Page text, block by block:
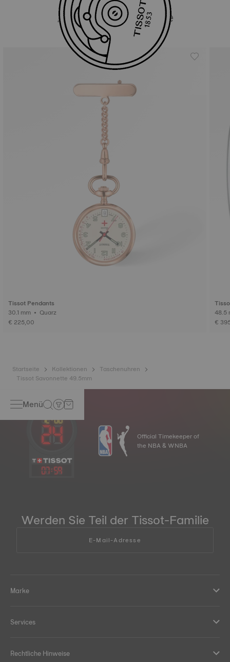
Ähnliche Produkte
Tissot Pendants
30.1 mm • Quarz
€ 225,00
€
Startseite Kollektionen
Taschenuhren
Tissot Savonnette 49.5mm
Menü
07:59
Official Timekeeper of
the NBA & WNBA
Werden Sie Teil der Tissot-Familie
E-Mail-Adresse
Marke
Services
Rechtliche Hinweise